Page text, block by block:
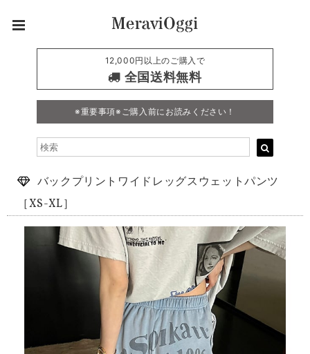
12,000円以上のご購入で
全国送料無料
※重要事項※ご購入前にお読みください！
​バックプリントワイドレッグスウェットパンツ
［XS-XL］